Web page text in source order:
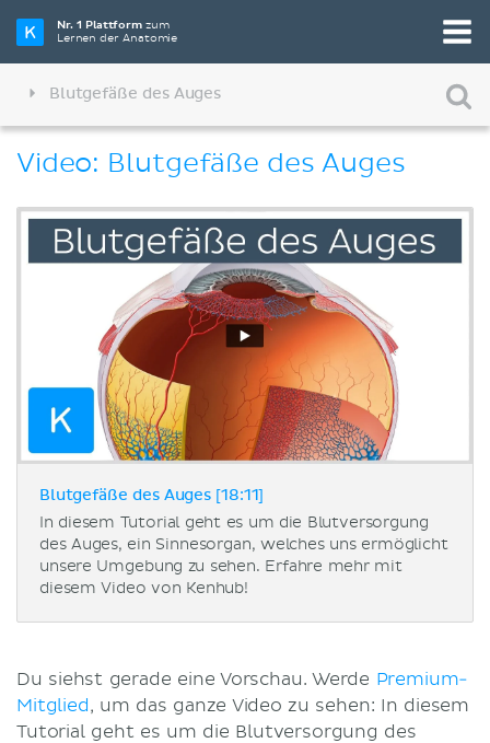
Nr. 1 Plattformzum
Lernen der Anatomie
Blutgefäße des Auges
Video: Blutgefäße des Auges
Blutgefäße des Auges [18:11]
In diesem Tutorial geht es um die Blutversorgung
des Auges, ein Sinnesorgan, welches uns ermöglicht
unsere Umgebung zu sehen. Erfahre mehr mit
diesem Video von Kenhub!
Du siehst gerade eine Vorschau. Werde Premium-
Mitglied, um das ganze Video zu sehen: In diesem
Tutorial geht es um die Blutversorgung des